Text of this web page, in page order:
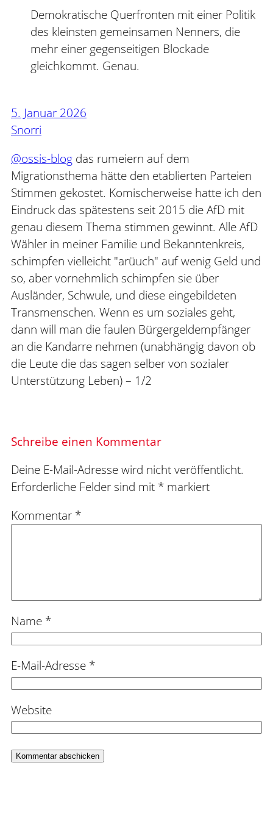
Demokratische Querfronten mit einer Politik
des kleinsten gemeinsamen Nenners, die
mehr einer gegenseitigen Blockade
gleichkommt. Genau.
5. Januar 2026
Snorri
@ossis-blog das rumeiern auf dem
Migrationsthema hätte den etablierten Parteien
Stimmen gekostet. Komischerweise hatte ich den
Eindruck das spätestens seit 2015 die AfD mit
genau diesem Thema stimmen gewinnt. Alle AfD
Wähler in meiner Familie und Bekanntenkreis,
schimpfen vielleicht "arüuch" auf wenig Geld und
so, aber vornehmlich schimpfen sie über
Ausländer, Schwule, und diese eingebildeten
Transmenschen. Wenn es um soziales geht,
dann will man die faulen Bürgergeldempfänger
an die Kandarre nehmen (unabhängig davon ob
die Leute die das sagen selber von sozialer
Unterstützung Leben) – 1/2
Schreibe einen Kommentar
Deine E-Mail-Adresse wird nicht veröffentlicht.
Erforderliche Felder sind mit * markiert
Kommentar *
Name *
E-Mail-Adresse *
Website